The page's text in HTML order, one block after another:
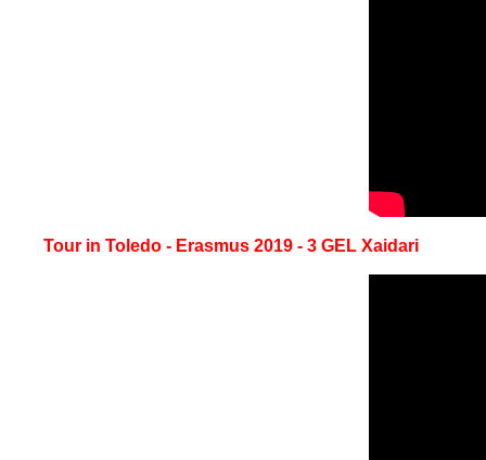
Tour in Toledo - Erasmus 2019 - 3 GEL Xaidari